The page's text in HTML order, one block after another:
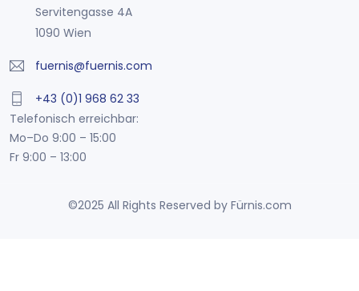
Servitengasse 4A
1090 Wien
fuernis@fuernis.com
+43 (0)1 968 62 33
Telefonisch erreichbar:
Mo–Do 9:00 – 15:00
Fr 9:00 – 13:00
©2025 All Rights Reserved by Fürnis.com